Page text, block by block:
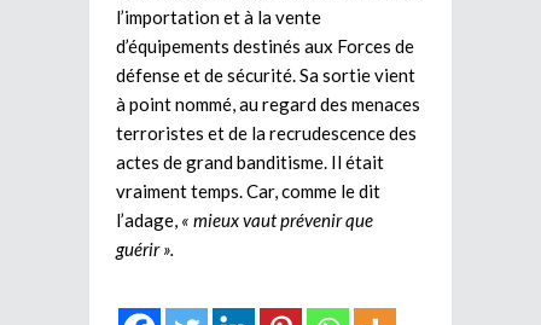
l’importation et à la vente
d’équipements destinés aux Forces de
défense et de sécurité. Sa sortie vient
à point nommé, au regard des menaces
terroristes et de la recrudescence des
actes de grand banditisme. Il était
vraiment temps. Car, comme le dit
l’adage, « mieux vaut prévenir que
guérir ».